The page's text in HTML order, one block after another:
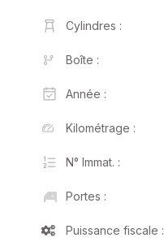
Cylindres :
Boîte :
Année :
Kilométrage :
N° Immat. :
Portes :
Puissance fiscale :